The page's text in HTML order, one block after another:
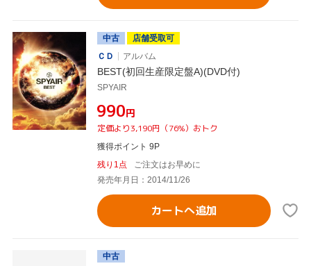
中古
店舗受取可
ＣＤ
アルバム
BEST(初回生産限定盤A)(DVD付)
SPYAIR
¥990円
定価より3,190円（76%）おトク
獲得ポイント 9P
残り1点
ご注文はお早めに
発売年月日：2014/11/26
カートへ追加
中古